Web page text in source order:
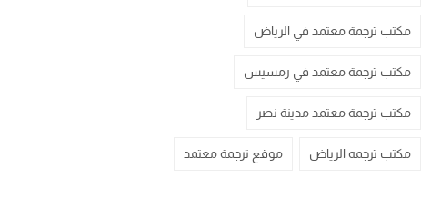
مكتب ترجمة معتمد في الرياض
مكتب ترجمة معتمد في رمسيس
مكتب ترجمة معتمد مدينة نصر
مكتب ترجمه الرياض موقع ترجمة معتمد